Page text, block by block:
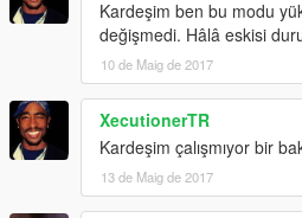
Kardeşim ben bu modu
değişmedi. Hâlâ eskisi
10 de Maig de 2017
XecutionerTR
Kardeşim çalışmıyor bir
13 de Maig de 2017